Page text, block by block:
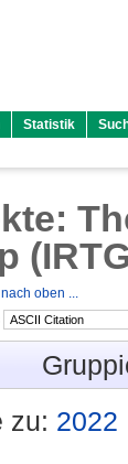
Statistik
oben ...
zu: 2022